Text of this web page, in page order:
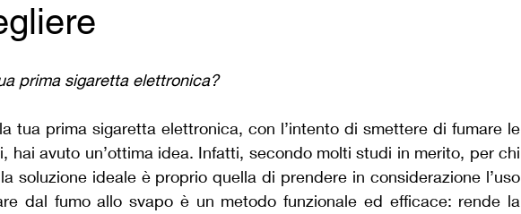
prima sigaretta elettronica?
tua prima sigaretta elettronica, con l’intento di smettere di fumare le
hai avuto un’ottima idea. Infatti, secondo molti studi in merito, per chi
soluzione ideale è proprio quella di prendere in considerazione l’uso
dal fumo allo svapo è un metodo funzionale ed efficace: rende la